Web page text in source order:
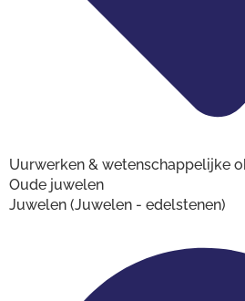
Uurwerken & wetenschappelijke
Oude juwelen
Juwelen (Juwelen - edelstenen)